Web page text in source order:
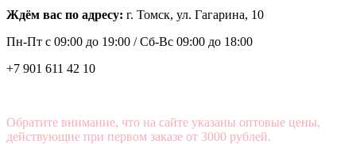
Ждём вас по адресу: г. Томск, ул. Гагарина, 10
Пн-Пт с 09:00 до 19:00 /Сб-Вс 09:00 до 18:00
+7 901 611 42 10
Обратите внимание, что на сайте указаны оптовые цены,
действующие при первом заказе от 3000 рублей.